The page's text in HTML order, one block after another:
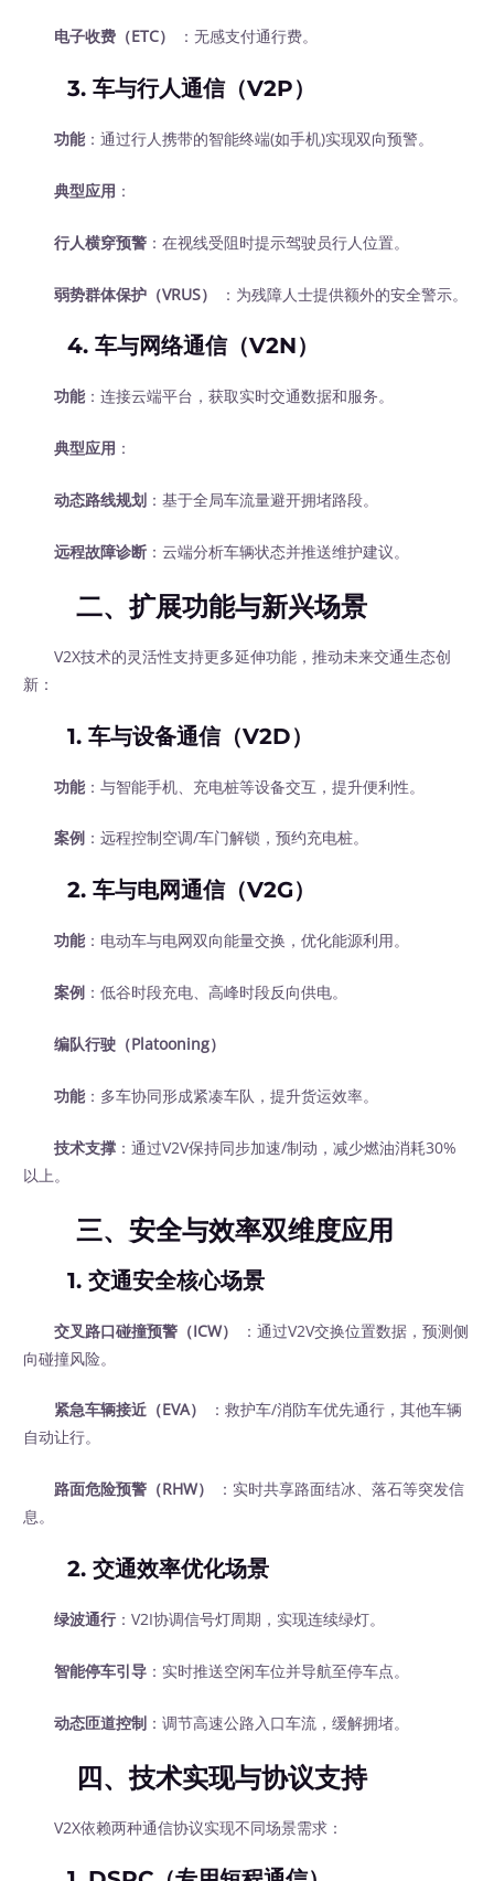
电子收费（ETC） ：无感支付通行费。
3.车与行人通信（V2P）
功能：通过行人携带的智能终端(如手机)实现双向预警。
典型应用 ：
行人横穿预警 ：在视线受阻时提示驾驶员行人位置。
弱势群体保护（VRUS） ：为残障人士提供额外的安全警示。
4.车与网络通信（V2N）
功能：连接云端平台，获取实时交通数据和服务。
典型应用 ：
动态路线规划 ：基于全局车流量避开拥堵路段。
远程故障诊断 ：云端分析车辆状态并推送维护建议。
二、扩展功能与新兴场景
V2X技术的灵活性支持更多延伸功能，推动未来交通生态创
新：
1.车与设备通信（V2D）
功能：与智能手机、充电桩等设备交互，提升便利性。
案例 ：远程控制空调/车门解锁，预约充电桩。
2.车与电网通信（V2G）
功能：电动车与电网双向能量交换，优化能源利用。
案例 ：低谷时段充电、高峰时段反向供电。
编队行驶（Platooning）
功能：多车协同形成紧凑车队，提升货运效率。
技术支撑 ：通过V2V保持同步加速/制动，减少燃油消耗30%
以上。
三、安全与效率双维度应用
1. 交通安全核心场景
交叉路口碰撞预警（ICW）
：通过V2V交换位置数据，预测侧
向碰撞风险。
紧急车辆接近（EVA）
：救护车/消防车优先通行，其他车辆
自动让行。
路面危险预警（RHW）
：实时共享路面结冰、落石等突发信
息。
2. 交通效率优化场景
绿波通行 ：V2I协调信号灯周期，实现连续绿灯。
智能停车引导 ：实时推送空闲车位并导航至停车点。
动态匝道控制 ：调节高速公路入口车流，缓解拥堵。
四、技术实现与协议支持
V2X依赖两种通信协议实现不同场景需求：